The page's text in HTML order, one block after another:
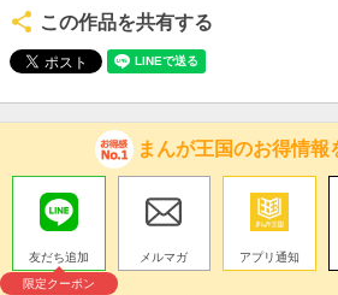
この作品を共有する
まんが王国のお得情報
友だち追加
限定クーポン
メルマガ アプリ通知